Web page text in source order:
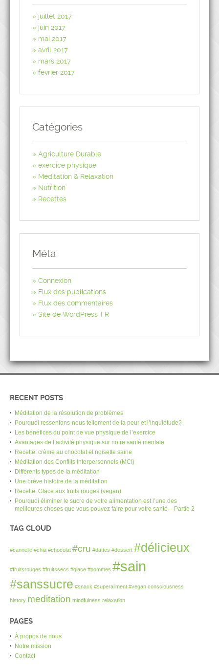
juillet 2017
juin 2017
mai 2017
avril 2017
mars 2017
février 2017
Catégories
Agriculture Durable
exercice physique
Méditation & Relaxation
Nutrition
Recettes
Méta
Connexion
Flux des publications
Flux des commentaires
Site de WordPress-FR
RECENT POSTS
Méditation de la résolution de problèmes
Pourquoi ressentons-nous tellement de la peur et l’inquiétude?
Les bénéfices du point de vue physique de l’exercice
Avantages de l’activité physique sur notre santé mentale
Recette: crème au chocolat et noisette saine
Méditation des Conflits Interpersonnels (MCI)
Différents types de la méditation
Une brève histoire de la méditation
Recette: Glace aux fruits rouges (vegan)
Pourquoi éliminer le sucre de votre alimentation est l’une des
meilleures choses que vous pouvez faire pour votre santé – Partie 2
TAG CLOUD
#cannelle #chia #chocolat #cru #dattes #dessert #délicieux
#fruitsrouges #fruitssecs #glace #pommes #sain
#sanssucre #snack #superaliment #vegan consciousness
history meditation mindfulness relaxation
PAGES
À propos de nous
Notre mission
Contact